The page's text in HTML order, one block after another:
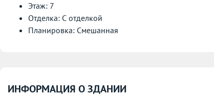
Этаж: 7
Отделка: С отделкой
Планировка: Смешанная
ИНФОРМАЦИЯ О ЗДАНИИ